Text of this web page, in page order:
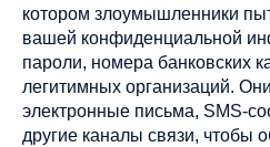
котором злоумышленники
вашей конфиденциальной
пароли, номера банковских
легитимных организаций.
электронные письма, SMS-
другие каналы связи, чтобы